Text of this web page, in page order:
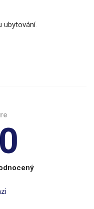
ubytování.